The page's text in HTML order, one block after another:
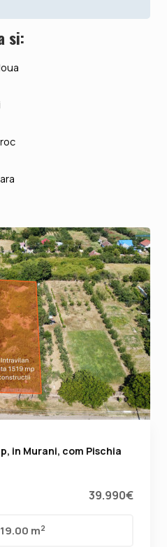
si:
in Murani, com Pischia
39.990€
m2